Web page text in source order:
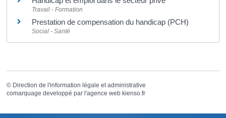
Travail - Formation
Prestation de compensation du handicap (PCH)
Social - Santé
© Direction de l'information légale et administrative
comarquage developpé par l'agence web kienso.fr